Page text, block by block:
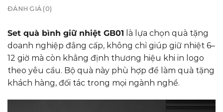
ĐÁNH GIÁ (0)
Set quà bình giữ nhiệt GB01 là lựa chọn quà tặng
doanh nghiệp đẳng cấp, không chỉ giúp giữ nhiệt 6–
12 giờ mà còn khẳng định thương hiệu khi in logo
theo yêu cầu. Bộ quà này phù hợp để làm quà tặng
khách hàng, đối tác trong mọi ngành nghề.